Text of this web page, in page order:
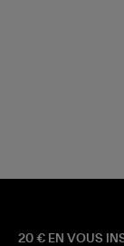
20 € EN VOUS